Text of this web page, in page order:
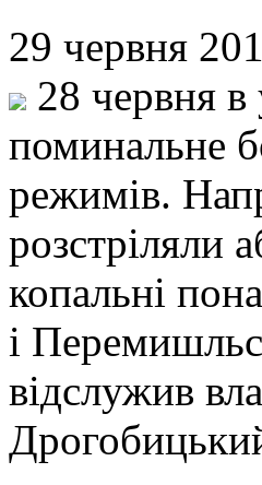
29 червня
28 червня в
поминальне
режимів.
розстріляли
копальні
і
відслужив